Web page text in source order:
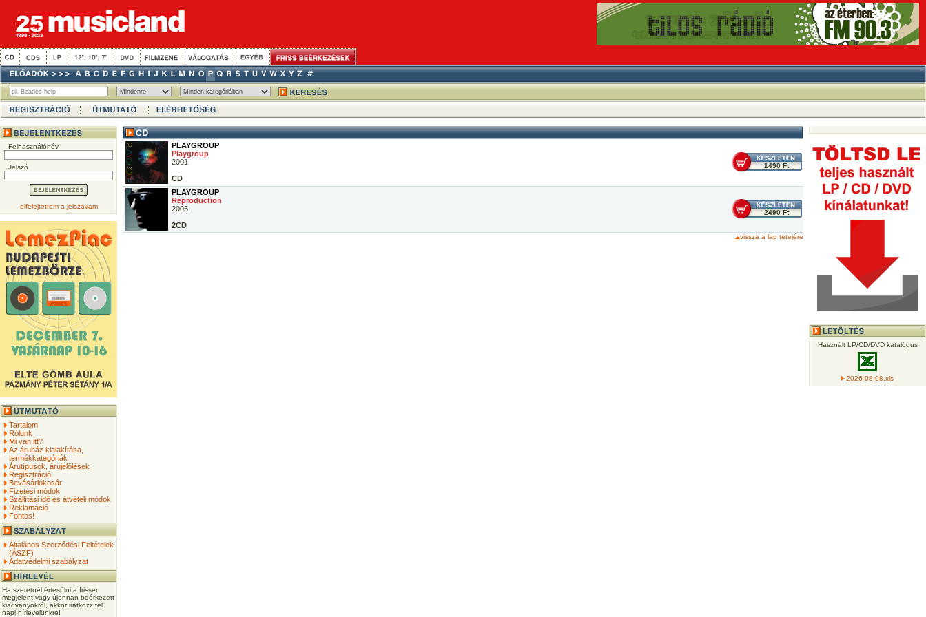
Felhasználónév
Jelszó
elfelejtettem a jelszavam
Tartalom
Rólunk
Mi van itt?
Az áruház kialakítása,
termékkategóriák
Árutípusok, árujelölések
Regisztráció
Bevásárlókosár
Fizetési módok
Szállítási idő és átvételi módok
Reklamáció
Fontos!
Általános Szerződési Feltételek
(ÁSZF)
Adatvédelmi szabályzat
Ha szeretnél értesülni a frissen
megjelent vagy újonnan beérkezett
kiadványokról, akkor iratkozz fel
napi hírlevelünkre!
PLAYGROUP
Playgroup
2001
CD
1490 Ft
PLAYGROUP
Reproduction
2005
2CD
2490 Ft
vissza a lap tetejére
Használt LP/CD/DVD katalógus
2026-08-08.xls